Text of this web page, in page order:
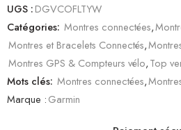
UGS :DGVCOFLTYW
Catégories: Montres connectées,
Montres et Bracelets Connectés,
Montres GPS & Compteurs vélo,Top
Mots clés: Montres connectées,
Marque :Garmin